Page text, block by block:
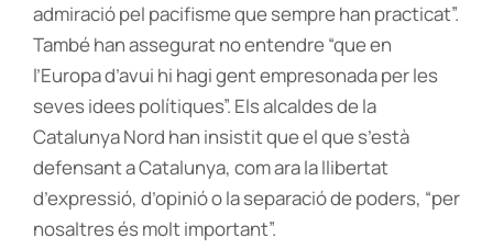
admiració pel pacifisme que sempre han practicat”.
També han assegurat no entendre “que en
l’Europa d’avui hi hagi gent empresonada per les
seves idees polítiques”. Els alcaldes de la
Catalunya Nord han insistit que el que s’està
defensant a Catalunya, com ara la llibertat
d’expressió, d’opinió o la separació de poders, “per
nosaltres és molt important”.